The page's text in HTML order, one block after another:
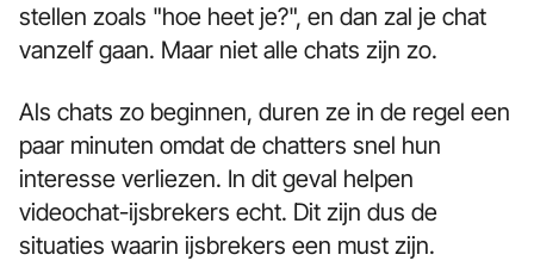
stellen zoals "hoe heet je?", en dan zal je chat
vanzelf gaan. Maar niet alle chats zijn zo.
Als chats zo beginnen, duren ze in de regel een
paar minuten omdat de chatters snel hun
interesse verliezen. In dit geval helpen
videochat-ijsbrekers echt. Dit zijn dus de
situaties waarin ijsbrekers een must zijn.